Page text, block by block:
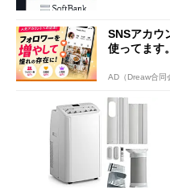
SNSアカウ
使ってます。
AD（Dreaw合同